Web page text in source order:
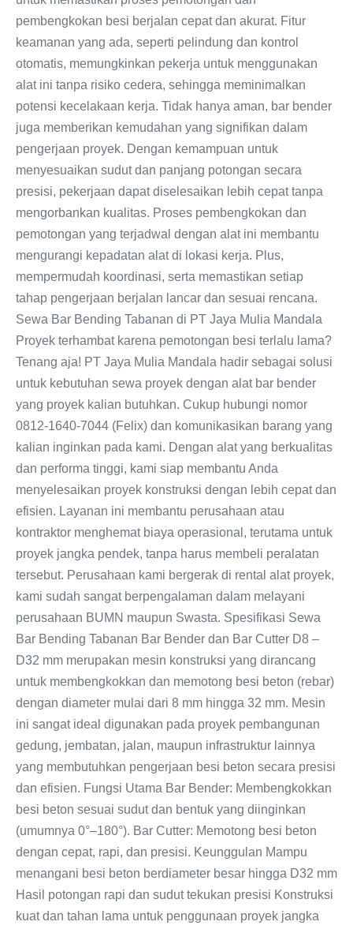
pembengkokan besi berjalan cepat dan akurat. Fitur
keamanan yang ada, seperti pelindung dan kontrol
otomatis, memungkinkan pekerja untuk menggunakan
alat ini tanpa risiko cedera, sehingga meminimalkan
potensi kecelakaan kerja. Tidak hanya aman, bar bender
juga memberikan kemudahan yang signifikan dalam
pengerjaan proyek. Dengan kemampuan untuk
menyesuaikan sudut dan panjang potongan secara
presisi, pekerjaan dapat diselesaikan lebih cepat tanpa
mengorbankan kualitas. Proses pembengkokan dan
pemotongan yang terjadwal dengan alat ini membantu
mengurangi kepadatan alat di lokasi kerja. Plus,
mempermudah koordinasi, serta memastikan setiap
tahap pengerjaan berjalan lancar dan sesuai rencana.
Sewa Bar Bending Tabanan di PT Jaya Mulia Mandala
Proyek terhambat karena pemotongan besi terlalu lama?
Tenang aja! PT Jaya Mulia Mandala hadir sebagai solusi
untuk kebutuhan sewa proyek dengan alat bar bender
yang proyek kalian butuhkan. Cukup hubungi nomor
0812-1640-7044 (Felix) dan komunikasikan barang yang
kalian inginkan pada kami. Dengan alat yang berkualitas
dan performa tinggi, kami siap membantu Anda
menyelesaikan proyek konstruksi dengan lebih cepat dan
efisien. Layanan ini membantu perusahaan atau
kontraktor menghemat biaya operasional, terutama untuk
proyek jangka pendek, tanpa harus membeli peralatan
tersebut. Perusahaan kami bergerak di rental alat proyek,
kami sudah sangat berpengalaman dalam melayani
perusahaan BUMN maupun Swasta. Spesifikasi Sewa
Bar Bending Tabanan Bar Bender dan Bar Cutter D8 –
D32 mm merupakan mesin konstruksi yang dirancang
untuk membengkokkan dan memotong besi beton (rebar)
dengan diameter mulai dari 8 mm hingga 32 mm. Mesin
ini sangat ideal digunakan pada proyek pembangunan
gedung, jembatan, jalan, maupun infrastruktur lainnya
yang membutuhkan pengerjaan besi beton secara presisi
dan efisien. Fungsi Utama Bar Bender: Membengkokkan
besi beton sesuai sudut dan bentuk yang diinginkan
(umumnya 0°–180°). Bar Cutter: Memotong besi beton
dengan cepat, rapi, dan presisi. Keunggulan Mampu
menangani besi beton berdiameter besar hingga D32 mm
Hasil potongan rapi dan sudut tekukan presisi Konstruksi
kuat dan tahan lama untuk penggunaan proyek jangka